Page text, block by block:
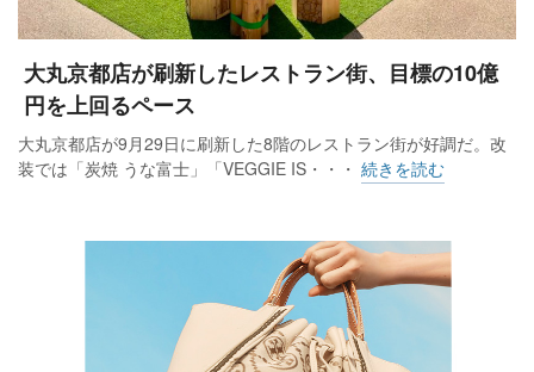
大丸京都店が刷新したレストラン街、目標の10億
円を上回るペース
大丸京都店が9月29日に刷新した8階のレストラン街が好調だ。改
装では「炭焼 うな富士」「VEGGIE IS・・・ 続きを読む